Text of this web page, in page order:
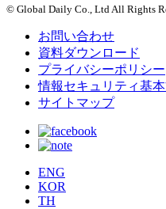
© Global Daily Co., Ltd All Rights
お問い合わせ
資料ダウンロード
プライバシーポリシー
情報セキュリティ基
サイトマップ
ENG
KOR
TH